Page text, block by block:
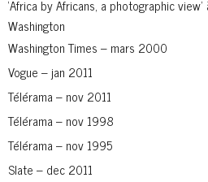
‘Africa by Africans, a photographic
Washington
Washington Times – mars 2000
Vogue – jan 2011
Télérama – nov 2011
Télérama – nov 1998
Télérama – nov 1995
Slate – dec 2011